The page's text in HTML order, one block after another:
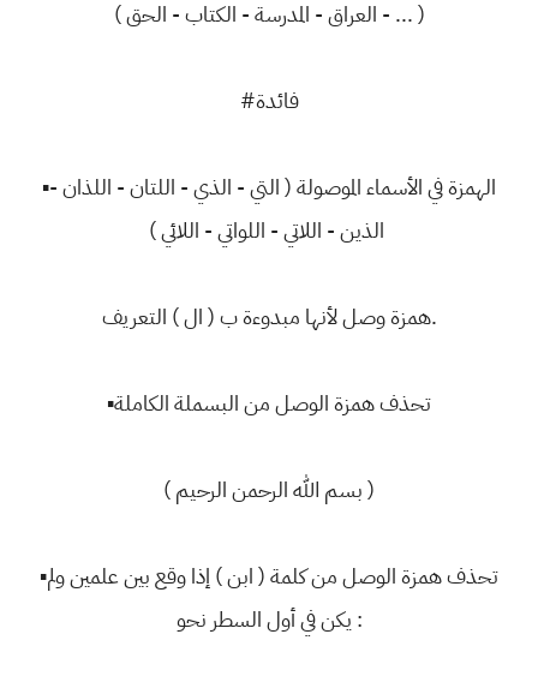
( العراق - المدرسة - الكتاب - الحق - ... )
#فائدة
▪الهمزة في الأسماء الموصولة ( التي - الذي - اللتان - اللذان -
همزة وصل لأنها مبدوءة ب ( ال ) التعريف.
▪تحذف همزة الوصل من البسملة الكاملة
( بسم الله الرحمن الرحيم )
▪تحذف همزة الوصل من كلمة ( ابن ) إذا وقع بين علمين ولم
يكن في أول السطر نحو :